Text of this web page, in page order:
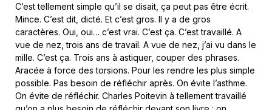
C’est tellement simple qu’il se disait, ça peut pas être écrit.
Mince. C’est dit, dicté. Et c’est gros. Il y a de gros
caractères. Oui, oui… c’est vrai. C’est ça. C’est travaillé. A
vue de nez, trois ans de travail. A vue de nez, j’ai vu dans le
mille. C’est ça. Trois ans à astiquer, couper des phrases.
Aracée à force des torsions. Pour les rendre les plus simple
possible. Pas besoin de réfléchir après. On évite l’asthme.
On évite de réfléchir. Charles Poitevin à tellement travaillé